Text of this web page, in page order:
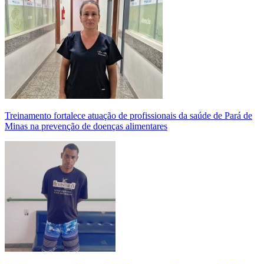
Treinamento fortalece atuação de profissionais da saúde de Pará de
Minas na prevenção de doenças alimentares